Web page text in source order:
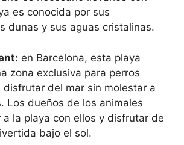
es conocida por sus
dunas y sus aguas cristalinas.
en Barcelona, esta playa
zona exclusiva para perros
disfrutar del mar sin molestar a
Los dueños de los animales
a la playa con ellos y disfrutar de
bajo el sol.